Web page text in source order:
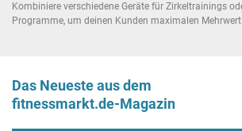
Kombiniere verschiedene Geräte für Zirkeltrainings
Programme, um deinen Kunden maximalen
Das Neueste aus dem
fitnessmarkt.de-Magazin